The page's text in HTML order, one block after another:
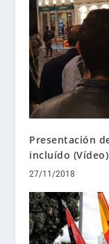
Presentación
incluído (Vídeo)
27/11/2018